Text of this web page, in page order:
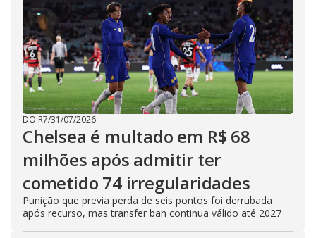
DO R7/31/07/2026
Chelsea é multado em R$ 68
milhões após admitir ter
cometido 74 irregularidades
Punição que previa perda de seis pontos foi derrubada
após recurso, mas transfer ban continua válido até 2027